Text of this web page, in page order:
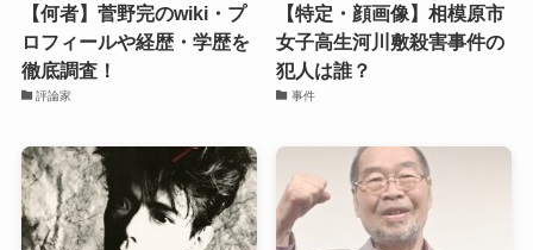
【何者】菅野完のwiki・プ
ロフィールや経歴・学歴を
徹底調査！
評論家
【特定・顔画像】相模原市
女子高生河川敷殺害事件の
犯人は誰？
事件